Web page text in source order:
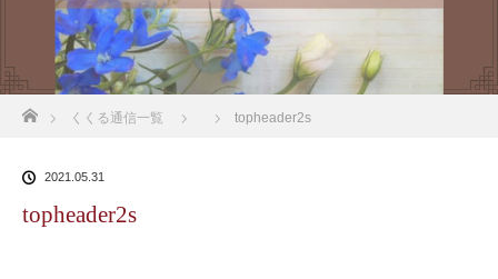
くくる通信一覧 topheader2s
2021.05.31
topheader2s